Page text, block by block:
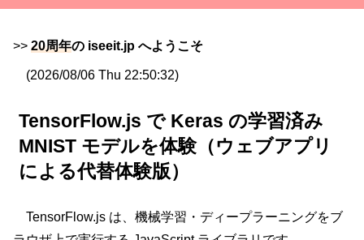
>> 20周年の iseeit.jp へようこそ
(2026/08/06 Thu 22:50:32)
TensorFlow.js で Keras の学習済み
MNIST モデルを体験（ウェブアプリ
による代替体験版）
TensorFlow.js は、機械学習・ディープラーニングをブ